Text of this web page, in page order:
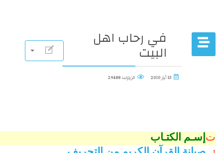
في رحاب اهل
البيت
13 أيار 2010 الزيارات: 29488
ت إسـم الكتـاب